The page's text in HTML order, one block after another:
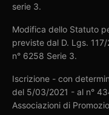
serie 3.
Modifica dello Statuto
previste dal D. Lgs.
n° 6258 Serie 3.
Iscrizione - con
del 5/03/2021 - al n°
Associazioni di